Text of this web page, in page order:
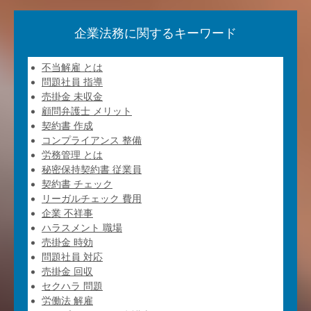
企業法務に関するキーワード
不当解雇 とは
問題社員 指導
売掛金 未収金
顧問弁護士 メリット
契約書 作成
コンプライアンス 整備
労務管理 とは
秘密保持契約書 従業員
契約書 チェック
リーガルチェック 費用
企業 不祥事
ハラスメント 職場
売掛金 時効
問題社員 対応
売掛金 回収
セクハラ 問題
労働法 解雇